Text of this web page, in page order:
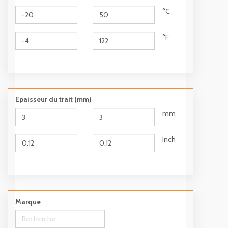
°C
°F
Epaisseur du trait (mm)
mm
Inch
Marque